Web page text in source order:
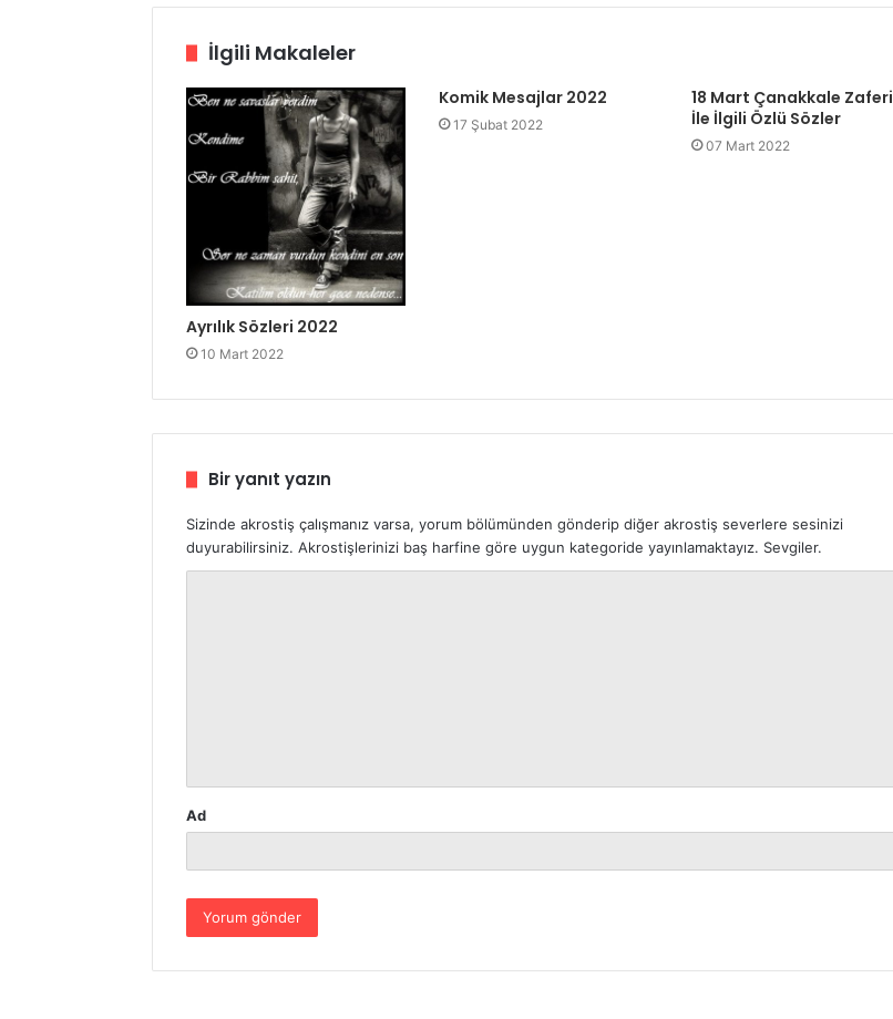
İlgili Makaleler
Ayrılık Sözleri 2022
10 Mart 2022
Komik Mesajlar 2022
17 Şubat 2022
18 Mart Çanakkale Zaferi
İle İlgili Özlü Sözler
07 Mart 2022
Bir yanıt yazın
Sizinde akrostiş çalışmanız varsa, yorum bölümünden gönderip diğer akrostiş severlere sesinizi
duyurabilirsiniz. Akrostişlerinizi baş harfine göre uygun kategoride yayınlamaktayız. Sevgiler.
Ad